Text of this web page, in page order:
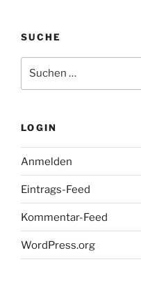
SUCHE
nach:
LOGIN
Anmelden
Eintrags-Feed
Kommentar-Feed
WordPress.org